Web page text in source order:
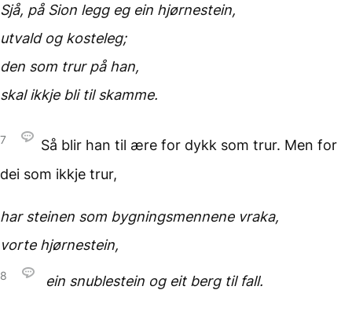
Sjå, på Sion legg eg ein hjørnestein,
utvald og kosteleg;
den som trur på han,
skal ikkje bli til skamme.
7
Så blir han til ære for dykk som trur. Men for
dei som ikkje trur,
har steinen som bygningsmennene vraka,
vorte hjørnestein,
8 ein snublestein og eit berg til fall.